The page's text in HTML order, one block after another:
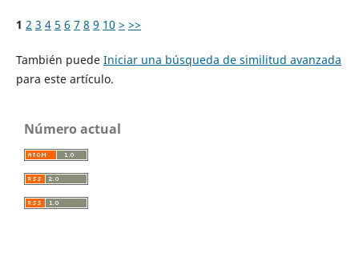
1 2 3 4 5 6 7 8 9 10 > >>
También puede Iniciar una búsqueda de similitud avanzada
para este artículo.
Número actual